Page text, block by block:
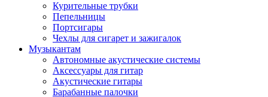
Курительные трубки
Пепельницы
Портсигары
Чехлы для сигарет и зажигалок
Музыкантам
Автономные акустические системы
Аксессуары для гитар
Акустические гитары
Барабанные палочки